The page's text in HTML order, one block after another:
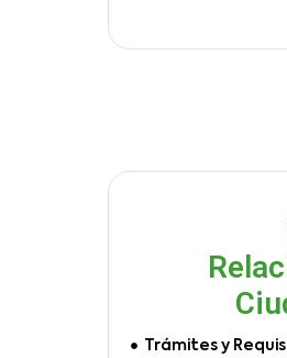
Trámites y